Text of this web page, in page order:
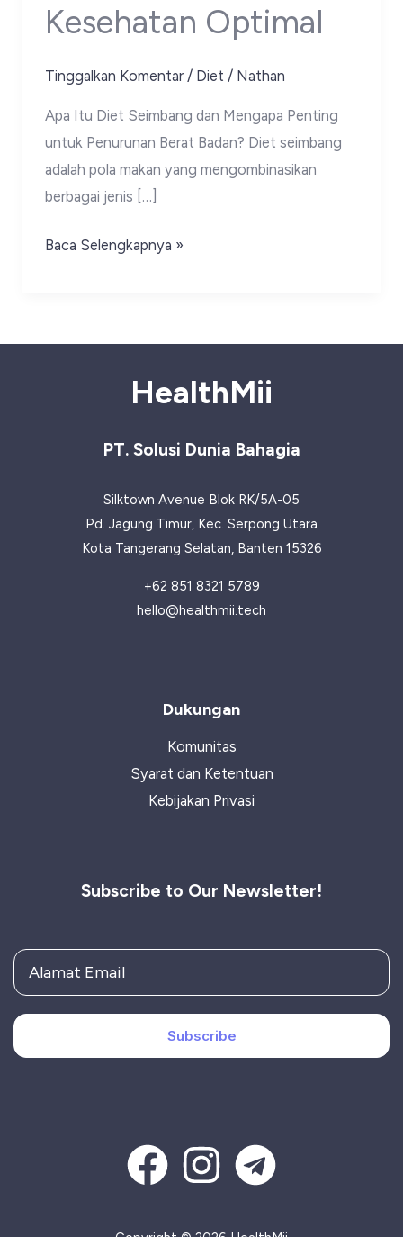
Kesehatan Optimal
Tinggalkan Komentar / Diet / Nathan
Apa Itu Diet Seimbang dan Mengapa Penting
untuk Penurunan Berat Badan? Diet seimbang
adalah pola makan yang mengombinasikan
berbagai jenis […]
Diet
Optimal
Baca Selengkapnya »
HealthMii
PT. Solusi Dunia Bahagia
Silktown Avenue Blok RK/5A-05
Pd. Jagung Timur, Kec. Serpong Utara
Kota Tangerang Selatan, Banten 15326
+62 851 8321 5789
hello@healthmii.tech
Dukungan
Komunitas
Syarat dan Ketentuan
Kebijakan Privasi
Subscribe to Our Newsletter!
Subscribe